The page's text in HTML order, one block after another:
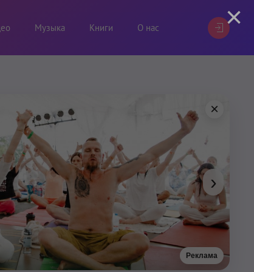
Музыка Книги О нас
Реклама
×
›
×